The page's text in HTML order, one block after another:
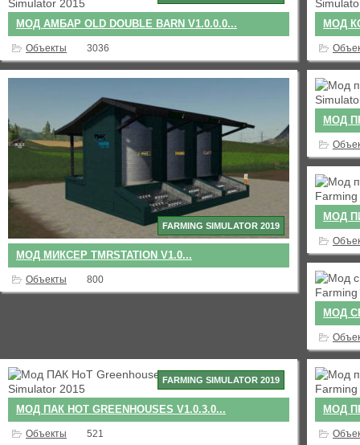
МОД АМБАР OLD DOUBLE BARN V1.0.0.0...
Объекты 3036
МОД
FARMING SIMULATOR 2019
МОД МИКСЕР TMRSTATION V1.0...
Объекты 800
МОД
МОД
МОД
FARMING SIMULATOR 2019
МОД ПАК HOT GREENHOUSES V1.0.3.0...
Объекты 521
МОД